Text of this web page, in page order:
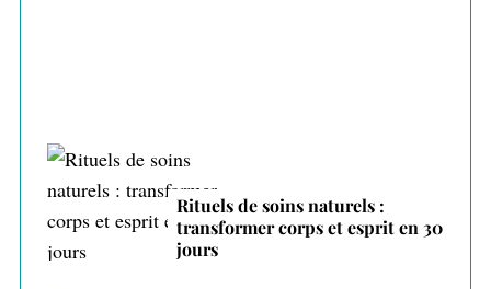
Rituels de soins naturels :
transformer corps et esprit en 30
jours